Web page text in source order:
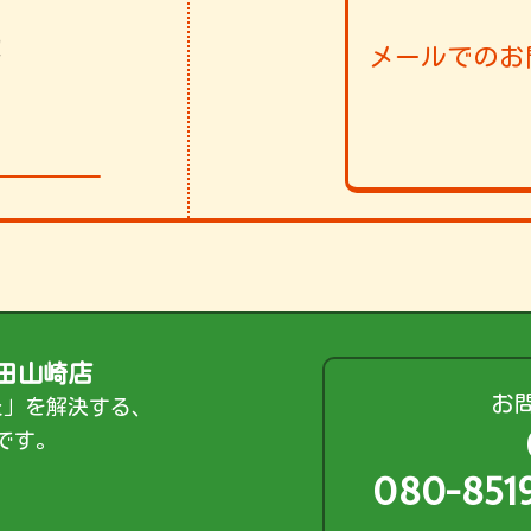
メールでの
山崎店
を解決する、
す。
お